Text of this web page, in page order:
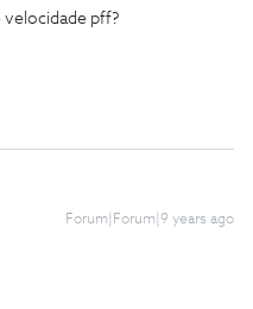
velocidade pff?
Forum|Forum|9 years ago